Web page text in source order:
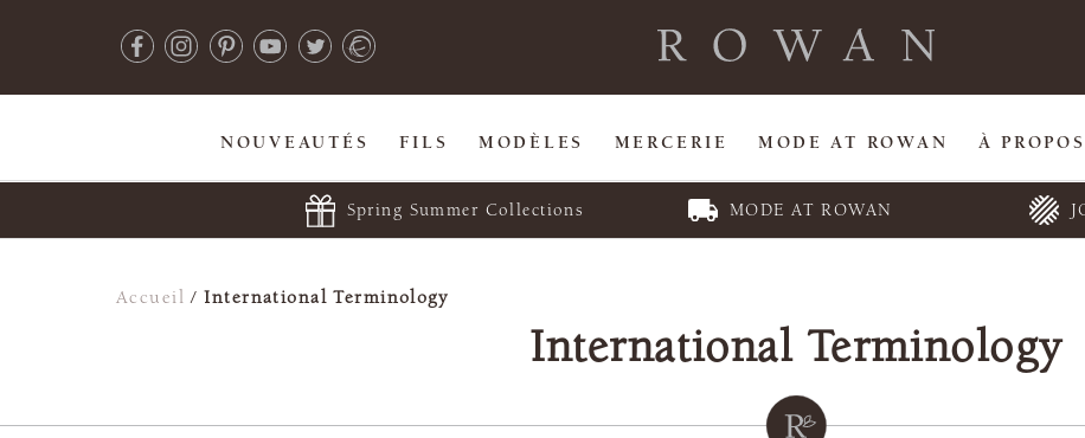
NOUVEAUTÉS FILS MODÈLES MERCERIE MODE AT ROWAN À
Spring Summer Collections MODE AT ROWAN
Accueil /International Terminology
International Terminology